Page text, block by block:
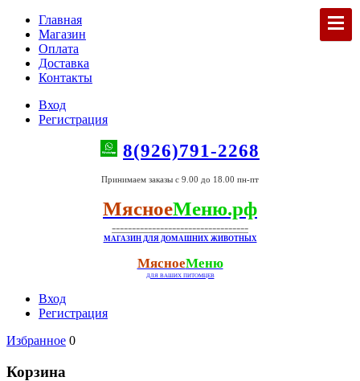
Главная
Магазин
Оплата
Доставка
Контакты
Вход
Регистрация
8(926)791-2268
Принимаем заказы с 9.00 до 18.00 пн-пт
МясноеМеню.рф
----------------------------------
МАГАЗИН ДЛЯ ДОМАШНИХ ЖИВОТНЫХ
МясноеМеню
ДЛЯ ВАШИХ ПИТОМЦЕВ
Вход
Регистрация
Избранное 0
Корзина